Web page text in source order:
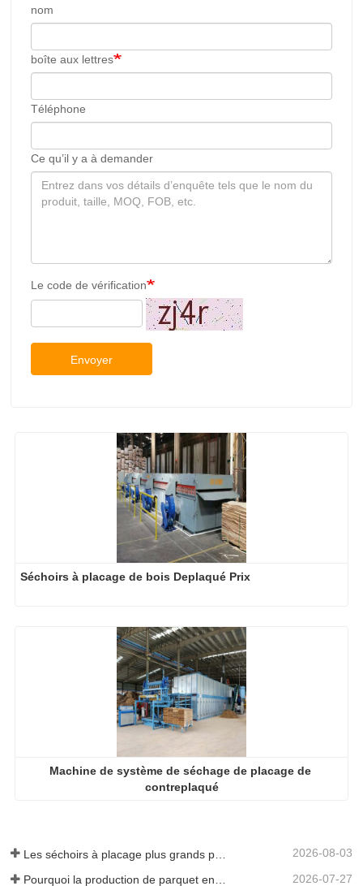
nom
boîte aux lettres
Téléphone
Ce qu’il y a à demander
Le code de vérification
Envoyer
Séchoirs à placage de bois Deplaqué Prix
Machine de système de séchage de placage de
contreplaqué
2026-08-03
2026-07-27